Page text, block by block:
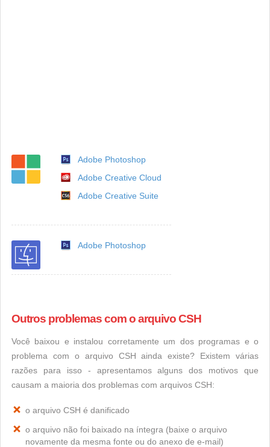
Adobe Photoshop
Adobe Creative Cloud
Adobe Creative Suite
Adobe Photoshop
Outros problemas com o arquivo CSH
Você baixou e instalou corretamente um dos programas e o
problema com o arquivo CSH ainda existe? Existem várias
razões para isso - apresentamos alguns dos motivos que
causam a maioria dos problemas com arquivos CSH:
o arquivo CSH é danificado
o arquivo não foi baixado na íntegra (baixe o arquivo
novamente da mesma fonte ou do anexo de e-mail)